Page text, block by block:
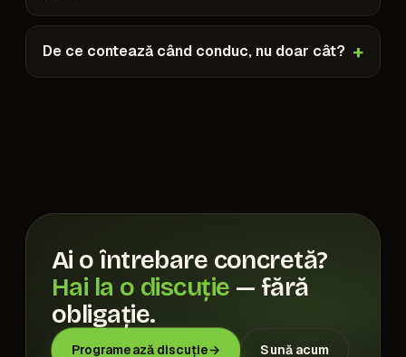
De ce contează când conduc, nu doar cât?
Ai o întrebare concretă?
Hai la o discuție — fără
obligație.
Programează discuție→ Sună acum